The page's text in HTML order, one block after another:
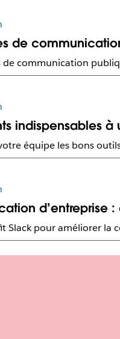
de
de communication
indispensables
équipe les bons
d’entreprise
Slack pour améliorer la